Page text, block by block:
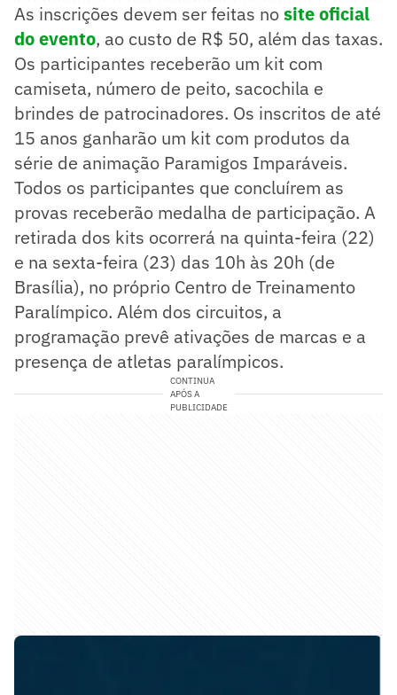
As inscrições devem ser feitas nosite oficial
do evento, ao custo de R$ 50, além das taxas.
Os participantes receberão um kit com
camiseta, número de peito, sacochila e
brindes de patrocinadores. Os inscritos de até
15 anos ganharão um kit com produtos da
série de animação Paramigos Imparáveis.
Todos os participantes que concluírem as
provas receberão medalha de participação. A
retirada dos kits ocorrerá na quinta-feira (22)
e na sexta-feira (23) das 10h às 20h (de
Brasília), no próprio Centro de Treinamento
Paralímpico. Além dos circuitos, a
programação prevê ativações de marcas e a
presença de atletas paralímpicos.
CONTINUA
APÓS A
PUBLICIDADE